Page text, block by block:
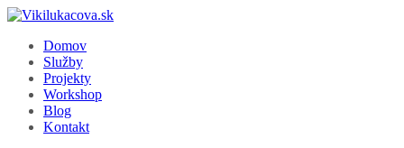
Domov
Služby
Projekty
Workshop
Blog
Kontakt